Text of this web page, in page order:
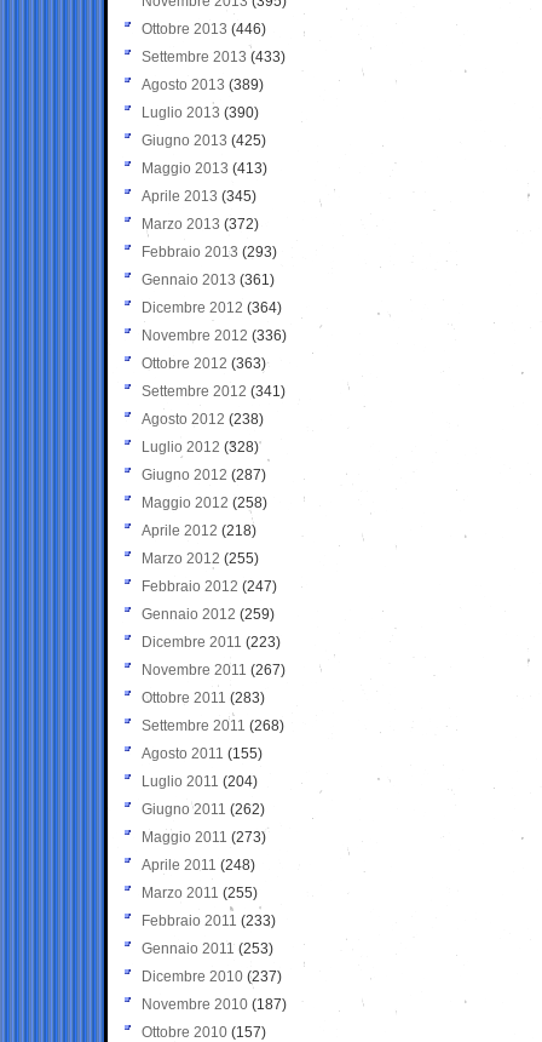
Ottobre 2013 (446)
Settembre 2013 (433)
Agosto 2013 (389)
Luglio 2013 (390)
Giugno 2013 (425)
Maggio 2013 (413)
Aprile 2013 (345)
Marzo 2013 (372)
Febbraio 2013 (293)
Gennaio 2013 (361)
Dicembre 2012 (364)
Novembre 2012 (336)
Ottobre 2012 (363)
Settembre 2012 (341)
Agosto 2012 (238)
Luglio 2012 (328)
Giugno 2012 (287)
Maggio 2012 (258)
Aprile 2012 (218)
Marzo 2012 (255)
Febbraio 2012 (247)
Gennaio 2012 (259)
Dicembre 2011 (223)
Novembre 2011 (267)
Ottobre 2011 (283)
Settembre 2011 (268)
Agosto 2011 (155)
Luglio 2011 (204)
Giugno 2011 (262)
Maggio 2011 (273)
Aprile 2011 (248)
Marzo 2011 (255)
Febbraio 2011 (233)
Gennaio 2011 (253)
Dicembre 2010 (237)
Novembre 2010 (187)
Ottobre 2010 (157)